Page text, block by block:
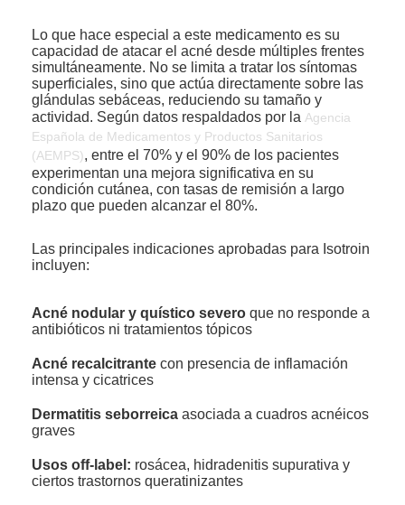
Lo que hace especial a este medicamento es su
capacidad de atacar el acné desde múltiples frentes
simultáneamente. No se limita a tratar los síntomas
superficiales, sino que actúa directamente sobre las
glándulas sebáceas, reduciendo su tamaño y
actividad. Según datos respaldados por la Agencia
Española de Medicamentos y Productos Sanitarios
(AEMPS), entre el 70% y el 90% de los pacientes
experimentan una mejora significativa en su
condición cutánea, con tasas de remisión a largo
plazo que pueden alcanzar el 80%.
Las principales indicaciones aprobadas para Isotroin
incluyen:
Acné nodular y quístico severo que no responde a
antibióticos ni tratamientos tópicos
Acné recalcitrante con presencia de inflamación
intensa y cicatrices
Dermatitis seborreica asociada a cuadros acnéicos
graves
Usos off-label: rosácea, hidradenitis supurativa y
ciertos trastornos queratinizantes